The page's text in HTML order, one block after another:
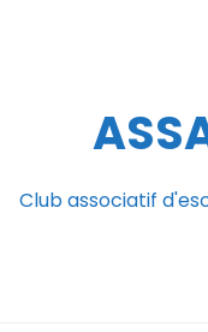
Club associatif